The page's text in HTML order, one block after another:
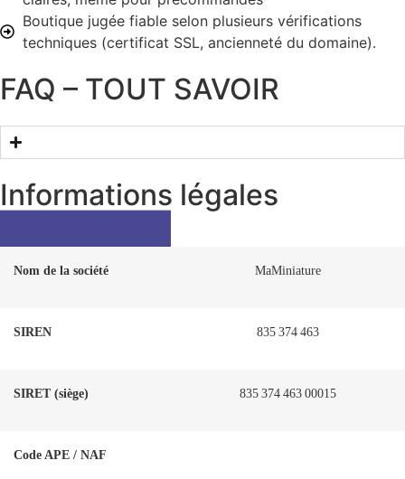
Boutique jugée fiable selon plusieurs vérifications
techniques (certificat SSL, ancienneté du domaine).
FAQ – TOUT SAVOIR
Informations légales
Nom de la société MaMiniature
SIREN 835 374 463
SIRET (siège) 835 374 463 00015
Code APE / NAF